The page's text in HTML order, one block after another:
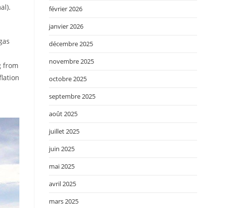
from
février 2026
janvier 2026
décembre 2025
novembre 2025
octobre 2025
septembre 2025
août 2025
juillet 2025
juin 2025
mai 2025
avril 2025
mars 2025